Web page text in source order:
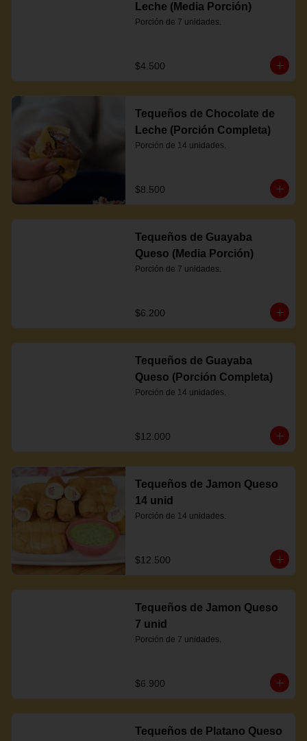
Leche (Media Porción)
Porción de 7 unidades.
$4.500
Tequeños de Chocolate de
Leche (Porción Completa)
Porción de 14 unidades.
$8.500
Tequeños de Guayaba
Queso (Media Porción)
Porción de 7 unidades.
$6.200
Tequeños de Guayaba
Queso (Porción Completa)
Porción de 14 unidades.
$12.000
Tequeños de Jamon Queso
14 unid
Porción de 14 unidades.
$12.500
Tequeños de Jamon Queso
7 unid
Porción de 7 unidades.
$6.900
Tequeños de Platano Queso